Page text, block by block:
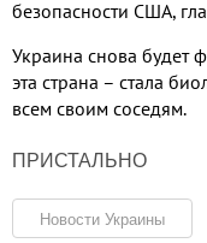
безопасности США,
Украина снова будет
эта страна – стала
всем своим соседям.
ПРИСТАЛЬНО
Новости Украины